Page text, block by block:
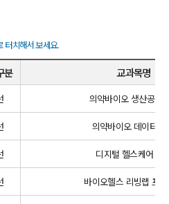
분 교과목명
의약바이오 생산공정
의약바이오 데이터
디지털 헬스케어 개
바이오헬스 리빙랩 프